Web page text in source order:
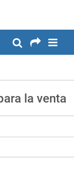
la venta